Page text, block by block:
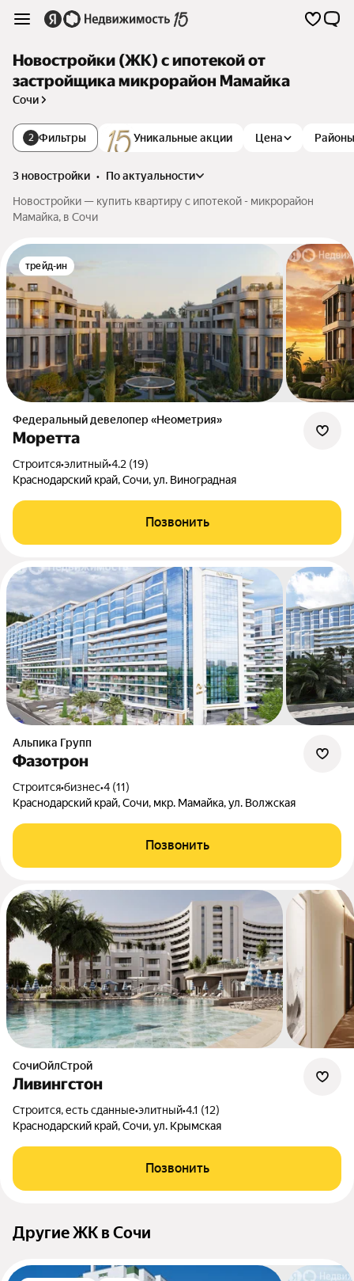
Новостройки (ЖК) с ипотекой от
застройщика микрорайон Мамайка
Сочи
2 Фильтры Уникальные акции Цена Районы
3 новостройки •
по актуальности
Новостройки — купить квартиру с ипотекой - микрорайон
Мамайка, в Сочи
трейд-ин
Федеральный девелопер «Неометрия»
Моретта
Строится•элитный•4.2 (19)
Краснодарский край, Сочи, ул. Виноградная
Позвонить
Альпика Групп
Фазотрон
Строится•бизнес•4 (11)
Краснодарский край, Сочи, мкр. Мамайка, ул. Волжская
Позвонить
СочиОйлСтрой
Ливингстон
Строится, есть сданные•элитный•4.1 (12)
Краснодарский край, Сочи, ул. Крымская
Позвонить
Другие ЖК в Сочи